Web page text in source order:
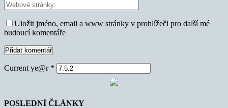
Uložit jméno, email a www stránky v prohlížeči pro další mé
budoucí komentáře
Current ye@r *
POSLEDNÍ ČLÁNKY